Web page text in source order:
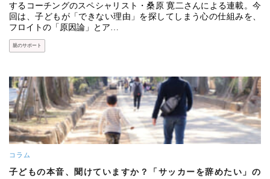
するコーチングのスペシャリスト・桑原 寛二さんによる連載。今
回は、子どもが「できない理由」を探してしまう心の仕組みを、
フロイトの「原因論」とア…
親のサポート
コラム
子どもの本音、聞けていますか？「サッカーを辞めたい」の